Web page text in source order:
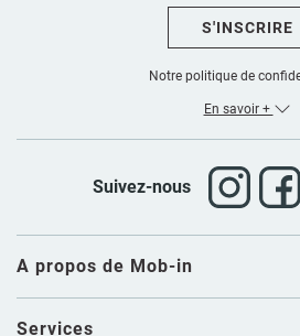
A propos de Mob-in
Services
S'INSCRIRE
Notre politique de
En savoir +
Suivez-nous